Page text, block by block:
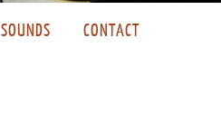
SOUNDS CONTACT